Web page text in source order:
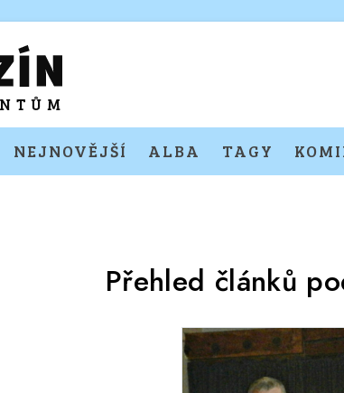
NEJNOVĚJŠÍ ALBA TAGY
Přehled článků